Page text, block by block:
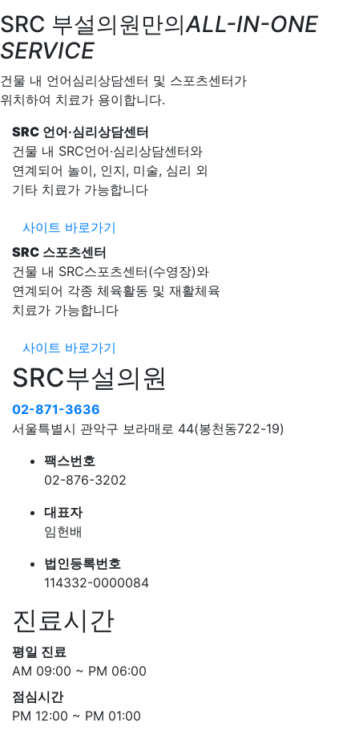
SRC 부설의원만의ALL-IN-ONE
SERVICE
건물 내 언어심리상담센터 및 스포츠센터가
위치하여 치료가 용이합니다.
SRC 언어·심리상담센터
건물 내 SRC언어·심리상담센터와
연계되어 놀이, 인지, 미술, 심리 외
기타 치료가 가능합니다
사이트 바로가기
SRC 스포츠센터
건물 내 SRC스포츠센터(수영장)와
연계되어 각종 체육활동 및 재활체육
치료가 가능합니다
사이트 바로가기
SRC부설의원
02-871-3636
서울특별시 관악구 보라매로 44(봉천동722-19)
팩스번호
02-876-3202
대표자
임헌배
법인등록번호
114332-0000084
진료시간
평일 진료
AM 09:00 ~ PM 06:00
점심시간
PM 12:00 ~ PM 01:00